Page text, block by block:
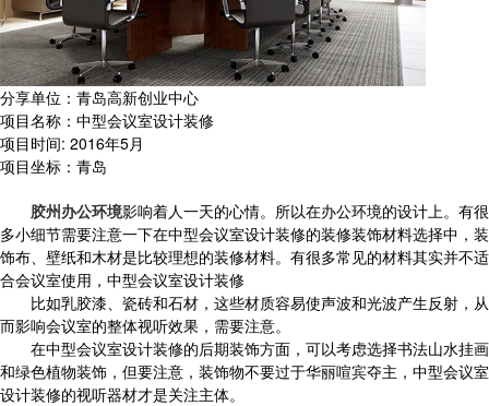
分享单位：青岛高新创业中心
项目名称：中型会议室设计装修
项目时间: 2016年5月
项目坐标：青岛
胶州办公环境影响着人一天的心情。所以在办公环境的设计上。有很
多小细节需要注意一下在中型会议室设计装修的装修装饰材料选择中，装
饰布、壁纸和木材是比较理想的装修材料。有很多常见的材料其实并不适
合会议室使用，中型会议室设计装修
比如乳胶漆、瓷砖和石材，这些材质容易使声波和光波产生反射，从
而影响会议室的整体视听效果，需要注意。
在中型会议室设计装修的后期装饰方面，可以考虑选择书法山水挂画
和绿色植物装饰，但要注意，装饰物不要过于华丽喧宾夺主，中型会议室
设计装修的视听器材才是关注主体。